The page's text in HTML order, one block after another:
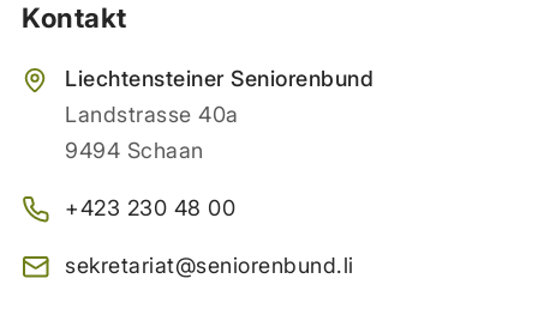
Kontakt
Liechtensteiner Seniorenbund
Landstrasse 40a
9494 Schaan
+423 230 48 00
sekretariat@seniorenbund.li